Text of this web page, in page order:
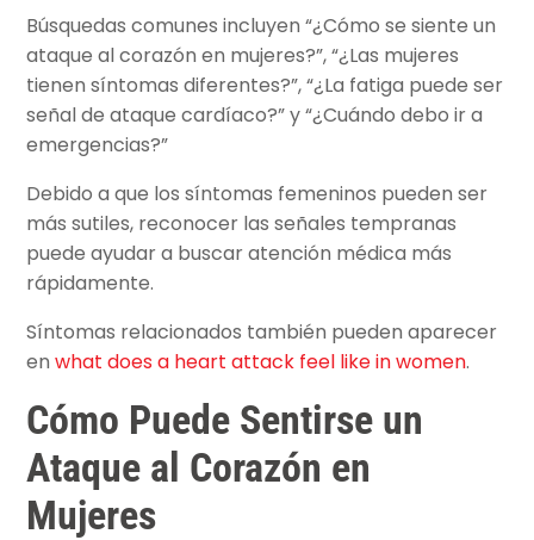
Búsquedas comunes incluyen “¿Cómo se siente un
ataque al corazón en mujeres?”, “¿Las mujeres
tienen síntomas diferentes?”, “¿La fatiga puede ser
señal de ataque cardíaco?” y “¿Cuándo debo ir a
emergencias?”
Debido a que los síntomas femeninos pueden ser
más sutiles, reconocer las señales tempranas
puede ayudar a buscar atención médica más
rápidamente.
Síntomas relacionados también pueden aparecer
enwhat does a heart attack feel like in women.
Cómo Puede Sentirse un
Ataque al Corazón en
Mujeres